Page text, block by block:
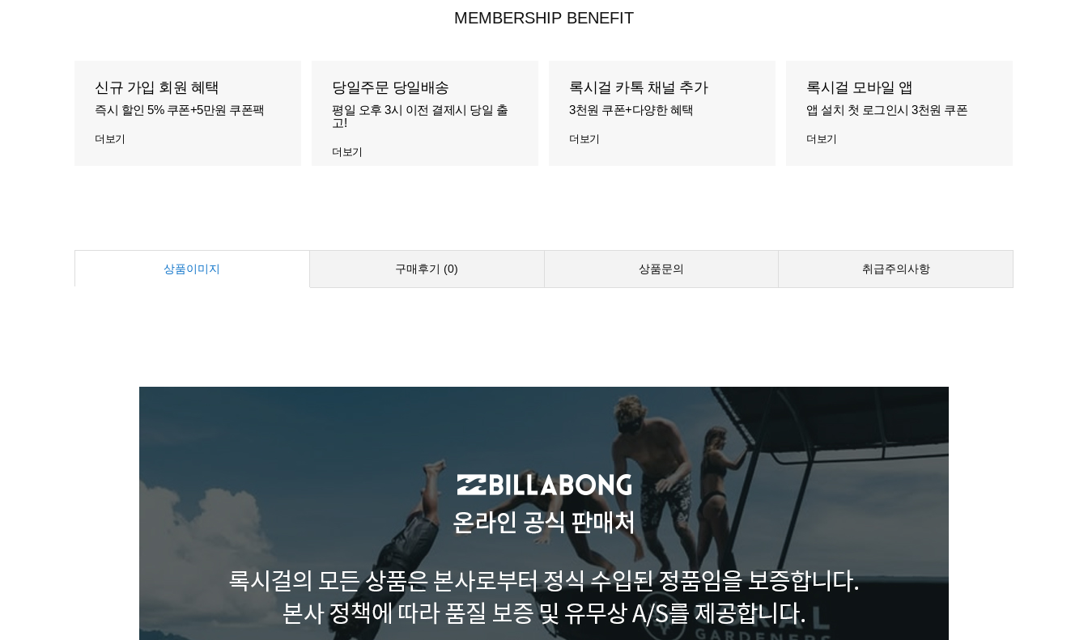
MEMBERSHIP BENEFIT
신규 가입 회원 혜택
즉시 할인 5% 쿠폰+5만원 쿠폰팩
더보기
당일주문 당일배송
평일 오후 3시 이전 결제시 당일 출
고!
더보기
록시걸 카톡 채널 추가
3천원 쿠폰+다양한 혜택
더보기
록시걸 모바일 앱
앱 설치 첫 로그인시 3천원 쿠폰
더보기
상품이미지 구매후기 (0) 상품문의 취급주의사항